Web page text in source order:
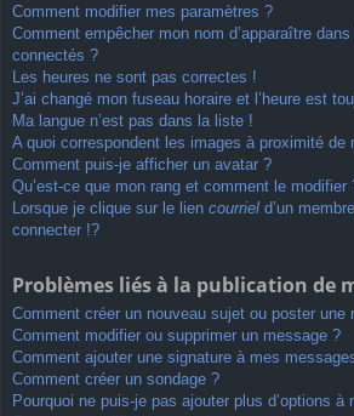
Comment modifier mes paramètres ?
Comment empêcher mon nom d’apparaître
connectés ?
Les heures ne sont pas correctes !
J’ai changé mon fuseau horaire et l’heure est
Ma langue n’est pas dans la liste !
A quoi correspondent les images à proximité de
Comment puis-je afficher un avatar ?
Qu’est-ce que mon rang et comment le modifier
Lorsque je clique sur le lien courriel d’un
connecter !?
Problèmes liés à la publication de
Comment créer un nouveau sujet ou poster une
Comment modifier ou supprimer un message ?
Comment ajouter une signature à mes
Comment créer un sondage ?
Pourquoi ne puis-je pas ajouter plus d’options à